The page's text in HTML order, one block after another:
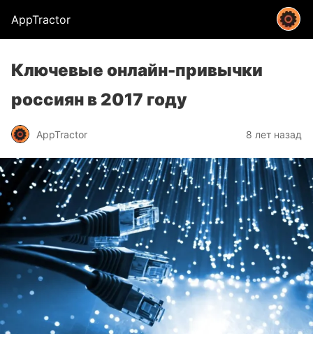
AppTractor
Ключевые онлайн-привычки
россиян в 2017 году
AppTractor 8 лет назад